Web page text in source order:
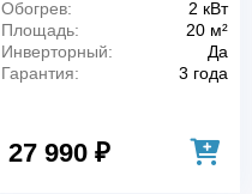
Обогрев:
2 кВт
Площадь:
20 м²
Инверторный:
Да
Гарантия:
3 года
27 990 ₽